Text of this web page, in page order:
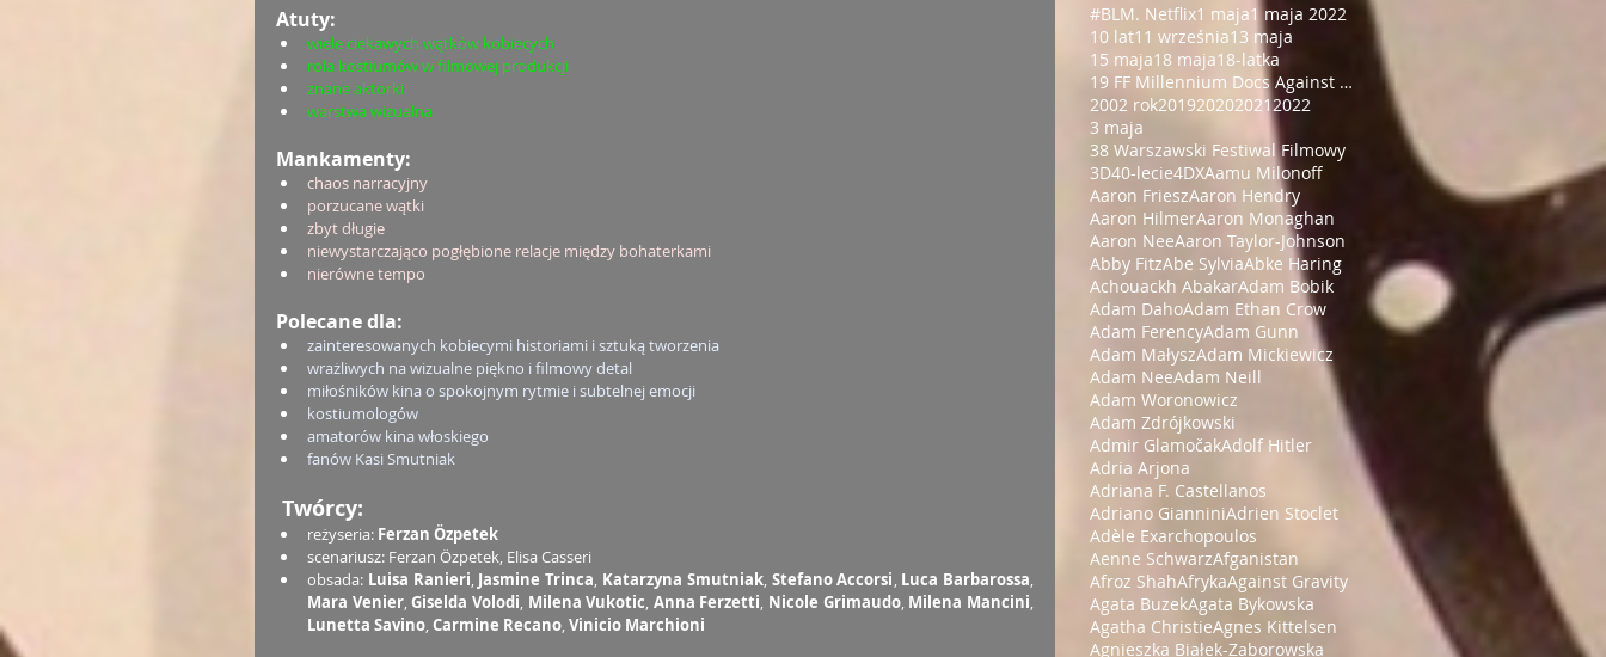
Atuty:
wiele ciekawych wątków kobiecych
rola kostiumów w filmowej produkcji
znane aktorki
warstwa wizualna
Mankamenty:
chaos narracyjny
porzucane wątki
zbyt długie
niewystarczająco pogłębione relacje między bohaterkami
nierówne tempo
Polecane dla:
zainteresowanych kobiecymi historiami i sztuką tworzenia
wrażliwych na wizualne piękno i filmowy detal
miłośników kina o spokojnym rytmie i subtelnej emocji
kostiumologów
amatorów kina włoskiego
fanów Kasi Smutniak
Twórcy:
reżyseria: Ferzan Özpetek
scenariusz: Ferzan Özpetek, Elisa Casseri
obsada: Luisa Ranieri, Jasmine Trinca, Katarzyna Smutniak, Stefano Accorsi, Luca Barbarossa
Mara Venier, Giselda Volodi, Milena Vukotic, Anna Ferzetti, Nicole Grimaudo, Milena Mancini
Lunetta Savino, Carmine Recano, Vinicio Marchioni
#BLM. Netflix1 maja1 maja 2022
10 lat11 września13 maja
15 maja18 maja18-latka
19 FF Millennium Docs Against Gravity!
2002 rok2019202020212022
3 maja
38 Warszawski Festiwal Filmowy
3D40-lecie4DXAamu Milonoff
Aaron FrieszAaron Hendry
Aaron HilmerAaron Monaghan
Aaron NeeAaron Taylor-Johnson
Abby FitzAbe SylviaAbke Haring
Achouackh AbakarAdam Bobik
Adam DahoAdam Ethan Crow
Adam FerencyAdam Gunn
Adam MałyszAdam Mickiewicz
Adam NeeAdam Neill
Adam Woronowicz
Adam Zdrójkowski
Admir GlamočakAdolf Hitler
Adria Arjona
Adriana F. Castellanos
Adriano GianniniAdrien Stoclet
Adèle Exarchopoulos
Aenne SchwarzAfganistan
Afroz ShahAfrykaAgainst Gravity
Agata BuzekAgata Bykowska
Agatha ChristieAgnes Kittelsen
Agnieszka Białek-Zaborowska